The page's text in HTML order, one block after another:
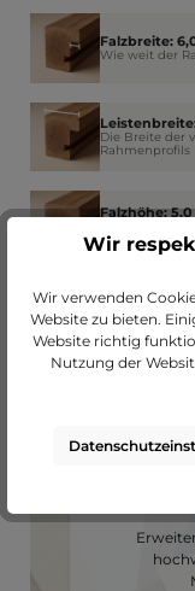
Falzbreite:
Wie weit der
Die Breite der
Rahmenprofils
Falzhöhe:
Rückwand
Wir
Wir verwenden
Website zu bieten.
Website richtig
Nutzung der